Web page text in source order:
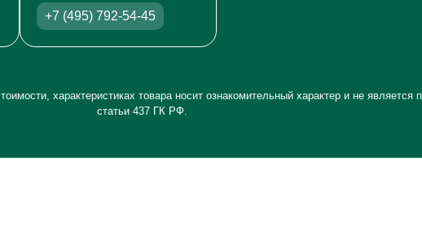
+7 (495) 792-54-45
характеристиках товара носит ознакомительный характер и не
статьи 437 ГК РФ.